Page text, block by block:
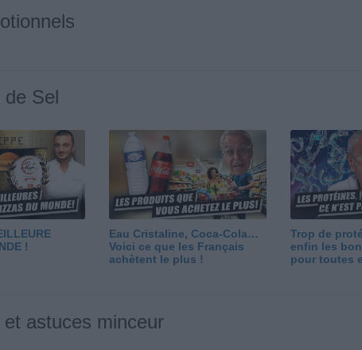
de Sel
!
Eau Cristaline, Coca-Cola…
Voici ce que les Français
achètent le plus !
Trop de
enfin les
pour toutes
et astuces minceur